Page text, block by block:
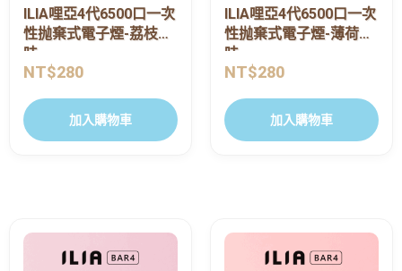
ILIA哩亞4代6500口一次
性抛棄式電子煙-荔枝口
味
NT$280
加入購物車
ILIA哩亞4代6500口一次
性抛棄式電子煙-薄荷口
味
NT$280
加入購物車